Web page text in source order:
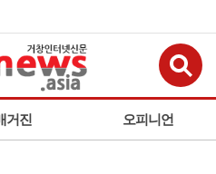
거진 오피니언